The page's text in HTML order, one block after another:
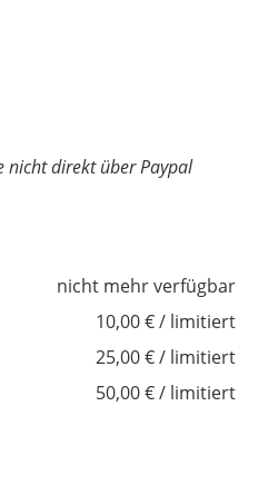
nicht direkt über Paypal
nicht mehr verfügbar
10,00 € / limitiert
25,00 € / limitiert
50,00 € / limitiert